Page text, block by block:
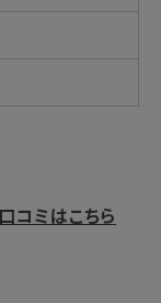
コミはこちら